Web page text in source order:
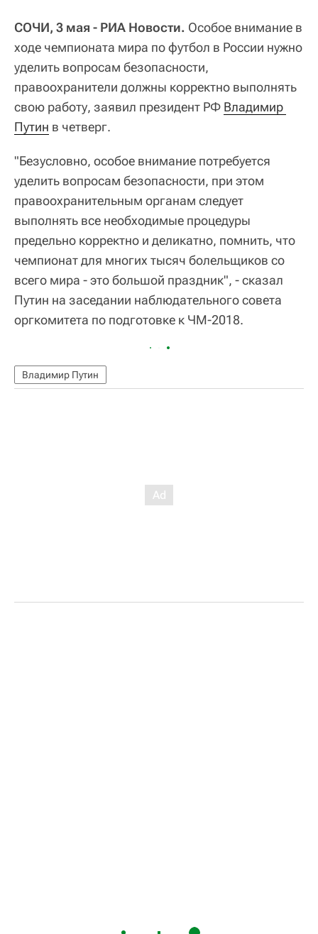
СОЧИ, 3 мая - РИА Новости. Особое внимание в
ходе чемпионата мира по футбол в России нужно
уделить вопросам безопасности,
правоохранители должны корректно выполнять
свою работу, заявил президент РФ Владимир
Путин в четверг.
"Безусловно, особое внимание потребуется
уделить вопросам безопасности, при этом
правоохранительным органам следует
выполнять все необходимые процедуры
предельно корректно и деликатно, помнить, что
чемпионат для многих тысяч болельщиков со
всего мира - это большой праздник", - сказал
Путин на заседании наблюдательного совета
оргкомитета по подготовке к ЧМ-2018.
Владимир Путин